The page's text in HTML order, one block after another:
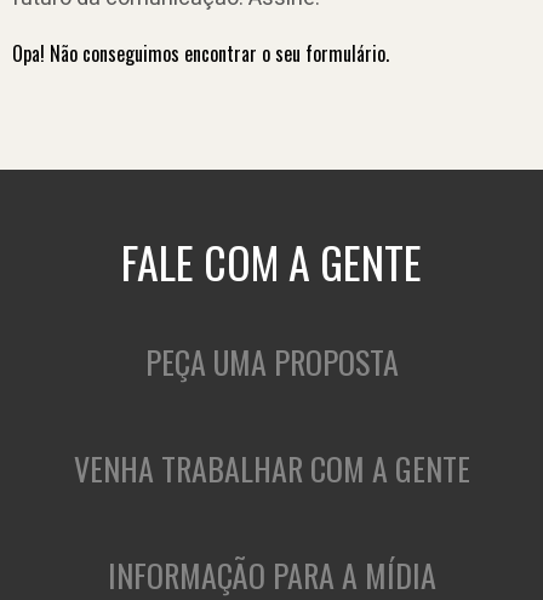
Opa! Não conseguimos encontrar o seu formulário.
FALE COM A GENTE
PEÇA UMA PROPOSTA
VENHA TRABALHAR COM A GENTE
INFORMAÇÃO PARA A MÍDIA